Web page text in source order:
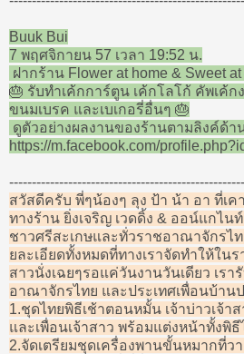
Buuk Bui
7 พฤศจิกายน 57 เวลา 19:52 น.
ฝากร้าน Flower at home & Sweet
🎂 รับทำเค้กการ์ตูน เค้กโลโก้ คัพเค้ก
ขนมเบรค และเบเกอรี่อื่นๆ 🎂
ดูตัวอย่างผลงานของร้านตามลิงค์ด้า
https://m.facebook.com/
สวัสดีครับ พี่ๆน้องๆ ลุง ป้า น้า อา ที่เค
ทางร้าน ยิ่งเจริญ เวดดิ้ง & ออน์แกไ
ชาวศรีสะเกษและทั่วราชอาณาจักรไ
ยละเอียดทั้งหมดที่ทางเราจัดทำให้ในร
สาวนั่งเฉยๆรอแค่วันงานวันเดียว เรา
อาณาจักรไทย และประเทศเพื่อนบ้าน
1.ชุดไทยพิธีเช้าตอนหมั้น เจ้าบ่าวเจ้า
และเพื่อนเจ้าสาว พร้อมแต่งหน้าทั้งพิ
2.จัดเตรียมชุดเครื่องพานขั้นหมากที่ว